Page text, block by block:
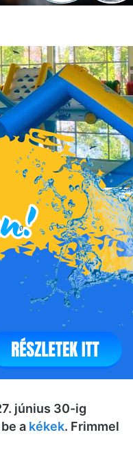
június 30-ig
a kékek. Frimmel